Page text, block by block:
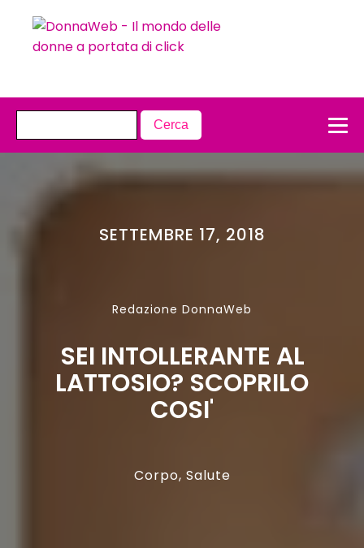
SETTEMBRE 17, 2018
Redazione DonnaWeb
SEI INTOLLERANTE AL
LATTOSIO? SCOPRILO
COSI'
Corpo, Salute